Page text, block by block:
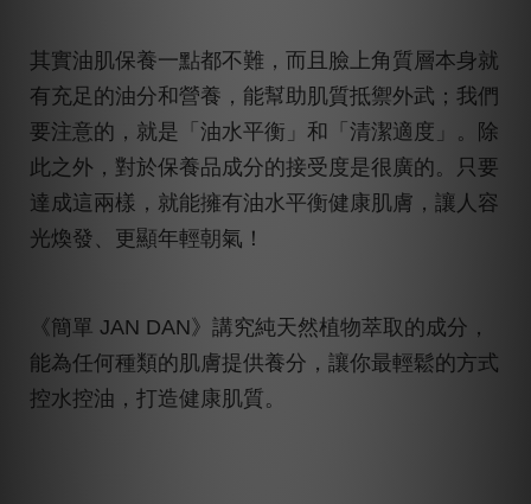
其實油肌保養一點都不難，而且臉上角質層本身就
有充足的油分和營養，能幫助肌質抵禦外武；我們
要注意的，就是「油水平衡」和「清潔適度」。除
此之外，對於保養品成分的接受度是很廣的。只要
達成這兩樣，就能擁有油水平衡健康肌膚，讓人容
光煥發、更顯年輕朝氣！
《簡單 JAN DAN》講究純天然植物萃取的成分，
能為任何種類的肌膚提供養分，讓你最輕鬆的方式
控水控油，打造健康肌質。